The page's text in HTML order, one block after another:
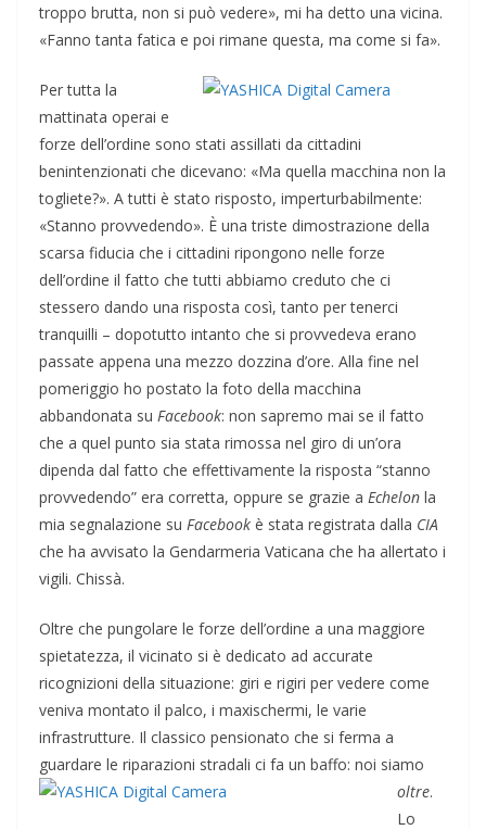
troppo brutta, non si può vedere», mi ha detto una vicina.
«Fanno tanta fatica e poi rimane questa, ma come si fa».
Per tutta la
mattinata operai e
forze dell’ordine sono stati assillati da cittadini
benintenzionati che dicevano: «Ma quella macchina non la
togliete?». A tutti è stato risposto, imperturbabilmente:
«Stanno provvedendo». È una triste dimostrazione della
scarsa fiducia che i cittadini ripongono nelle forze
dell’ordine il fatto che tutti abbiamo creduto che ci
stessero dando una risposta così, tanto per tenerci
tranquilli – dopotutto intanto che si provvedeva erano
passate appena una mezzo dozzina d’ore. Alla fine nel
pomeriggio ho postato la foto della macchina
abbandonata su Facebook: non sapremo mai se il fatto
che a quel punto sia stata rimossa nel giro di un’ora
dipenda dal fatto che effettivamente la risposta “stanno
provvedendo” era corretta, oppure se grazie a Echelon la
mia segnalazione su Facebook è stata registrata dalla CIA
che ha avvisato la Gendarmeria Vaticana che ha allertato i
vigili. Chissà.
Oltre che pungolare le forze dell’ordine a una maggiore
spietatezza, il vicinato si è dedicato ad accurate
ricognizioni della situazione: giri e rigiri per vedere come
veniva montato il palco, i maxischermi, le varie
infrastrutture. Il classico pensionato che si ferma a
guardare le riparazioni stradali ci fa un baffo: noi siamo
oltre.
Lo